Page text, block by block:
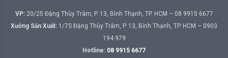
VP:20/25 Đặng Thùy Trâm, P. 13, Bình Thạnh, TP. HCM – 08 9915 6677
Xưởng Sản Xuất: 1/7S Đặng Thùy Trâm, P. 13, Bình Thạnh, TP. HCM – 0903
194 979
Hotline: 08 9915 6677